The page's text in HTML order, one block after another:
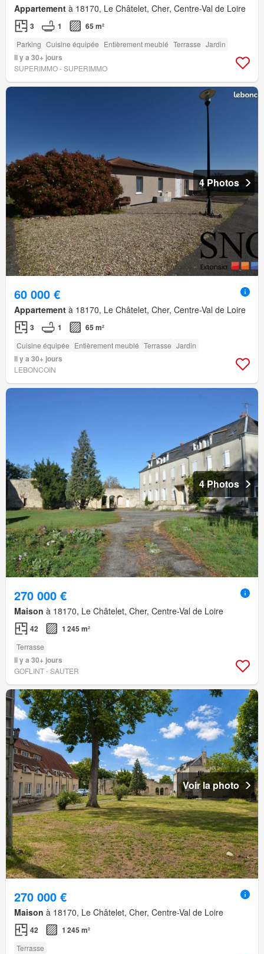
Appartement à 18170, Le Châtelet, Cher, Centre-Val de Loire
3 1 65 m²
Parking Cuisine équipée Entièrement meublé Terrasse Jardin
Il y a 30+ jours
SUPERIMMO - SUPERIMMO
4 Photos
60 000 €
Appartement à 18170, Le Châtelet, Cher, Centre-Val de Loire
3 1 65 m²
Cuisine équipée Entièrement meublé Terrasse Jardin
Il y a 30+ jours
LEBONCOIN
4 Photos
270 000 €
Maison à 18170, Le Châtelet, Cher, Centre-Val de Loire
42 1 245 m²
Terrasse
Il y a 30+ jours
GOFLINT - SAUTER
Voir la photo
270 000 €
Maison à 18170, Le Châtelet, Cher, Centre-Val de Loire
42 1 245 m²
Terrasse